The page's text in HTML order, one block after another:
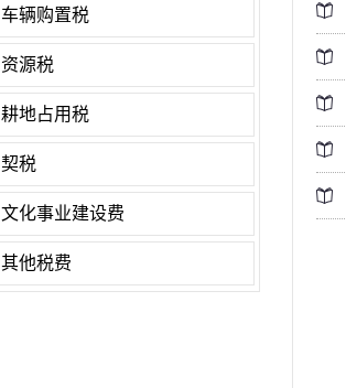
车辆购置税
资源税
耕地占用税
契税
文化事业建设费
其他税费